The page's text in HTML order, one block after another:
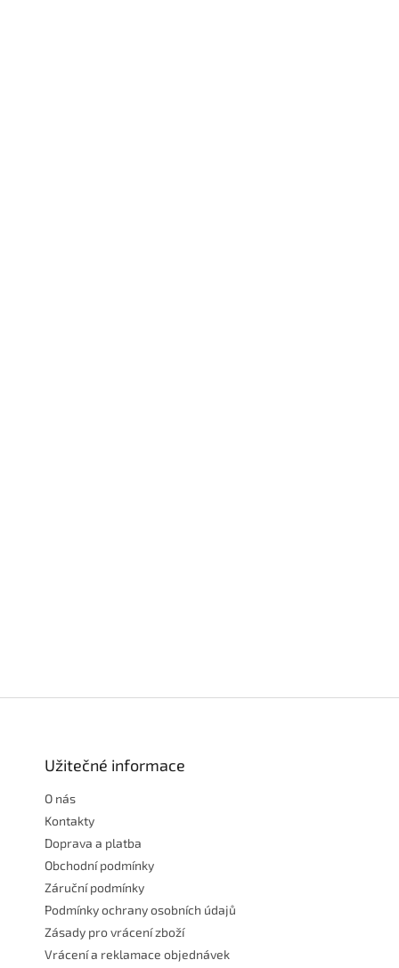
Užitečné informace
O nás
Kontakty
Doprava a platba
Obchodní podmínky
Záruční podmínky
Podmínky ochrany osobních údajů
Zásady pro vrácení zboží
Vrácení a reklamace objednávek